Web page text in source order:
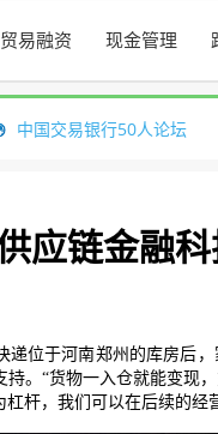
贸易融资 现金管理
中国交易银行50人论坛
应链金融科
递位于河南郑州的库房后
。 “货物一入仓就能变现
杆，我们可以在后续的经